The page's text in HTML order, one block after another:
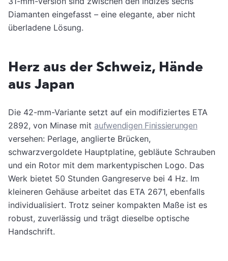
Diamanten eingefasst – eine elegante, aber nicht
überladene Lösung.
Herz aus der Schweiz, Hände
aus Japan
Die 42-mm-Variante setzt auf ein modifiziertes ETA
2892, von Minase mit aufwendigen Finissierungen
versehen: Perlage, anglierte Brücken,
schwarzvergoldete Hauptplatine, gebläute Schrauben
und ein Rotor mit dem markentypischen Logo. Das
Werk bietet 50 Stunden Gangreserve bei 4 Hz. Im
kleineren Gehäuse arbeitet das ETA 2671, ebenfalls
individualisiert. Trotz seiner kompakten Maße ist es
robust, zuverlässig und trägt dieselbe optische
Handschrift.